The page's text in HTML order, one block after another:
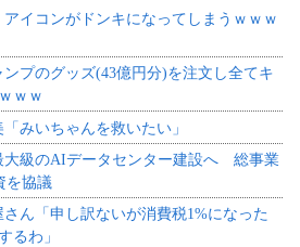
アイコンがドンキになってしまうｗｗｗ
ンプのグッズ(43億円分)を注文し全てキ
ｗｗ
みいちゃんを救いたい」
大級のAIデータセンター建設へ 総事業
を協議
さん「申し訳ないが消費税1%になった
るわ」